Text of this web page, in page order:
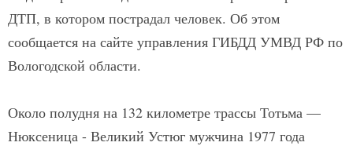
ДТП, в котором пострадал человек. Об этом
сообщается на сайте управления ГИБДД УМВД РФ по
Вологодской области.
Около полудня на 132 километре трассы Тотьма —
Нюксеница - Великий Устюг мужчина 1977 года